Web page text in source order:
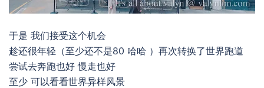
于是 我们接受这个机会
趁还很年轻（至少还不是80 哈哈 ）再次转换了世界跑道
尝试去奔跑也好 慢走也好
至少 可以看看世界异样风景